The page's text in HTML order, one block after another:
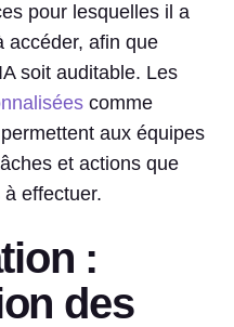
pour lesquelles il a
accéder, afin que
soit auditable. Les
comme
permettent aux équipes
et actions que
effectuer.
:
des